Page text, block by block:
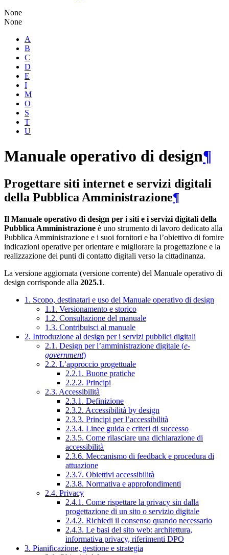
None
None
A
B
C
D
E
I
M
O
S
T
U
Manuale operativo di design¶
Progettare siti internet e servizi digitali
della Pubblica Amministrazione¶
Il Manuale operativo di design per i siti e i servizi digitali della
Pubblica Amministrazione è uno strumento di lavoro dedicato alla
Pubblica Amministrazione e i suoi fornitori e ha l’obiettivo di fornire
indicazioni operative per orientare e migliorare la progettazione e la
realizzazione dei punti di contatto digitali verso la cittadinanza.
La versione aggiornata (versione corrente) del Manuale operativo di
design corrisponde alla 2025.1.
1. Scopo, destinatari e uso del Manuale operativo di design
1.1. Versionamento e storico
1.2. Consultazione del manuale
1.3. Contribuisci al manuale
2. Introduzione al design per i servizi pubblici digitali
2.1. Design per l’amministrazione digitale (e-
government)
2.2. L’approccio progettuale
2.2.1. Buone pratiche
2.2.2. Principi
2.3. Accessibilità
2.3.1. Definizione
2.3.2. Accessibilità by design
2.3.3. Principi per l’accessibilità
2.3.4. Linee guida e criteri di successo
2.3.5. Come rilasciare una dichiarazione di
accessibilità
2.3.6. Meccanismo di feedback e procedura di
attuazione
2.3.7. Obiettivi accessibilità
2.3.8. Normativa e approfondimenti
2.4. Privacy
2.4.1. Come rispettare la privacy sin dalla
progettazione di un sito o servizio digitale
2.4.2. Richiedi il consenso quando necessario
2.4.3. Le basi del sito web: architettura,
informativa privacy, riferimenti DPO
3. Pianificazione, gestione e strategia